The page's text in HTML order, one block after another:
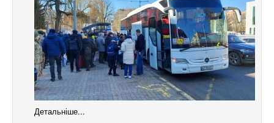
Детальніше...